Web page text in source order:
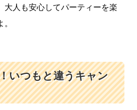
大人も安心してパーティーを楽
いつもと違うキャン